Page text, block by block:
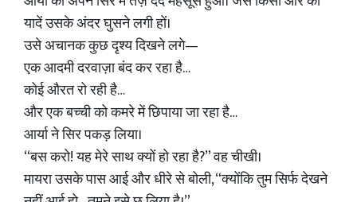
यादें उसके अंदर घुसने लगी हों।
उसे अचानक कुछ दृश्य दिखने लगे—
एक आदमी दरवाज़ा बंद कर रहा है…
कोई औरत रो रही है…
और एक बच्ची को कमरे में छिपाया जा रहा है…
आर्या ने सिर पकड़ लिया।
“बस करो! यह मेरे साथ क्यों हो रहा है?” वह चीखी।
मायरा उसके पास आई और धीरे से बोली, “क्योंकि तुम सिर्फ देखने